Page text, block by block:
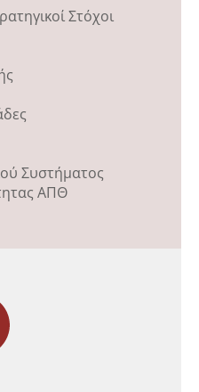
Στόχοι
Συστήματος
ΑΠΘ